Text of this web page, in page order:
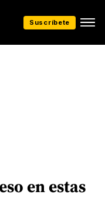
Suscríbete
en estas